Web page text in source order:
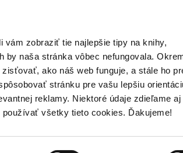
vám zobraziť tie najlepšie tipy na knihy,
by naša stránka vôbec nefungovala.
ako náš web funguje, a stále ho
stránku pre vašu lepšiu
reklamy. Niektoré údaje zdieľame aj
všetky tieto cookies. Ďakujeme!